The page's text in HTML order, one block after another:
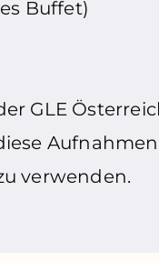
Buffet)
GLE
verwenden.